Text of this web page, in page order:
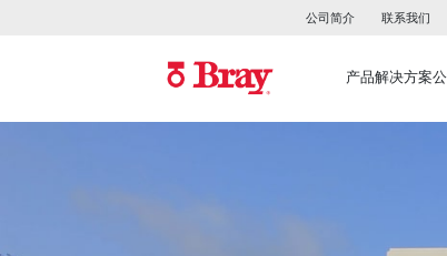
公司简介 联系我们
产品解决方案